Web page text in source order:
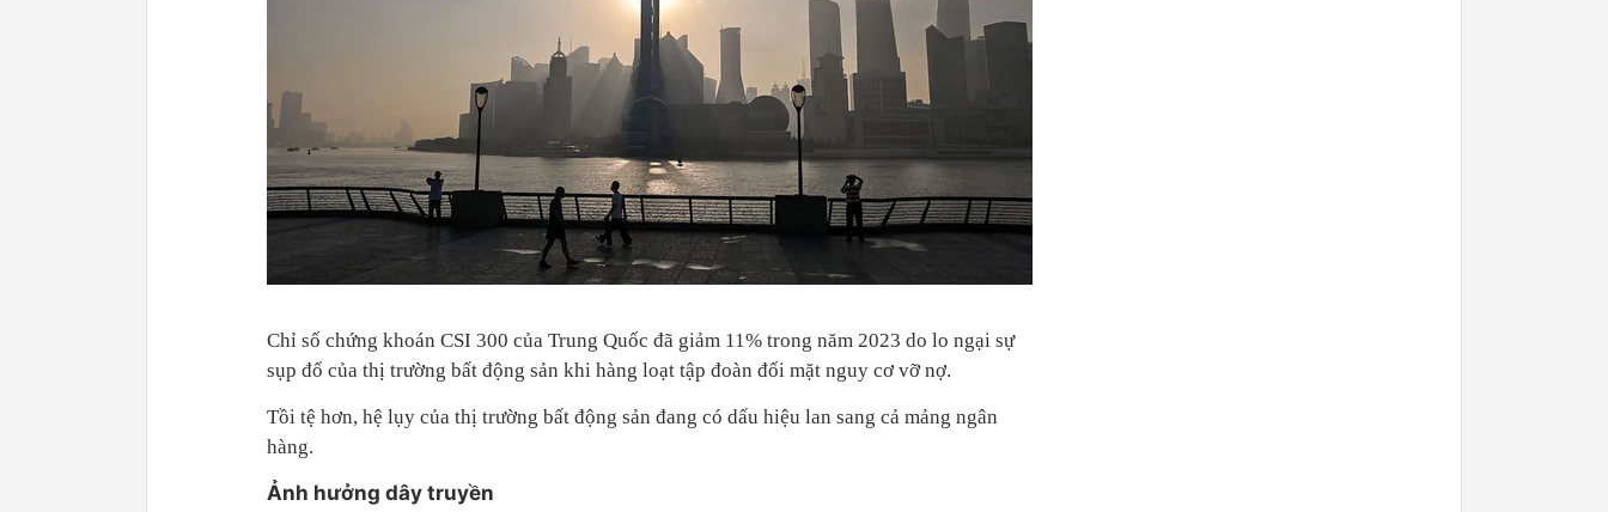
Chỉ số chứng khoán CSI 300 của Trung Quốc đã giảm 11% trong năm 2023 do lo ngại sự
sụp đổ của thị trường bất động sản khi hàng loạt tập đoàn đối mặt nguy cơ vỡ nợ.
Tồi tệ hơn, hệ lụy của thị trường bất động sản đang có dấu hiệu lan sang cả mảng ngân
hàng.
Ảnh hưởng dây truyền